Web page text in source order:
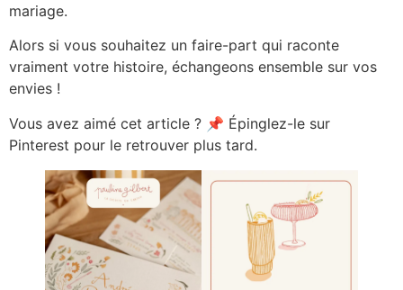
mariage.
Alors si vous souhaitez un faire-part qui raconte
vraiment votre histoire, échangeons ensemble sur vos
envies !
Vous avez aimé cet article ? 📌 Épinglez-le sur
Pinterest pour le retrouver plus tard.